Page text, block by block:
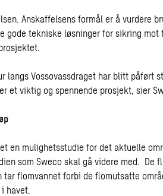
Anskaffelsens formål er å vurdere
tekniske løsninger for sikring mot
langs Vossovassdraget har blitt påført
et viktig og spennende prosjekt, sier
en mulighetsstudie for det aktuelle
som Sweco skal gå videre med. De
flomvannet forbi de flomutsatte
havet.